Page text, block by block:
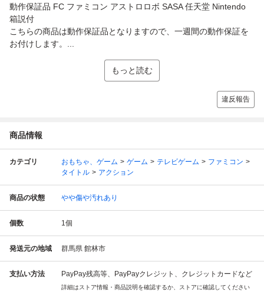
動作保証品 FC ファミコン アストロロボ SASA 任天堂 Nintendo
箱説付
こちらの商品は動作保証品となりますので、一週間の動作保証を
お付けします。...
もっと読む
違反報告
商品情報
カテゴリ おもちゃ、ゲーム ゲーム テレビゲーム
ファミコン
タイトル
アクション
商品の状態 やや傷や汚れあり
個数 1個
発送元の地域 群馬県 館林市
支払い方法 PayPay残高等、PayPayクレジット、クレジットカードなど
詳細はストア情報・商品説明を確認するか、ストアに確認してください